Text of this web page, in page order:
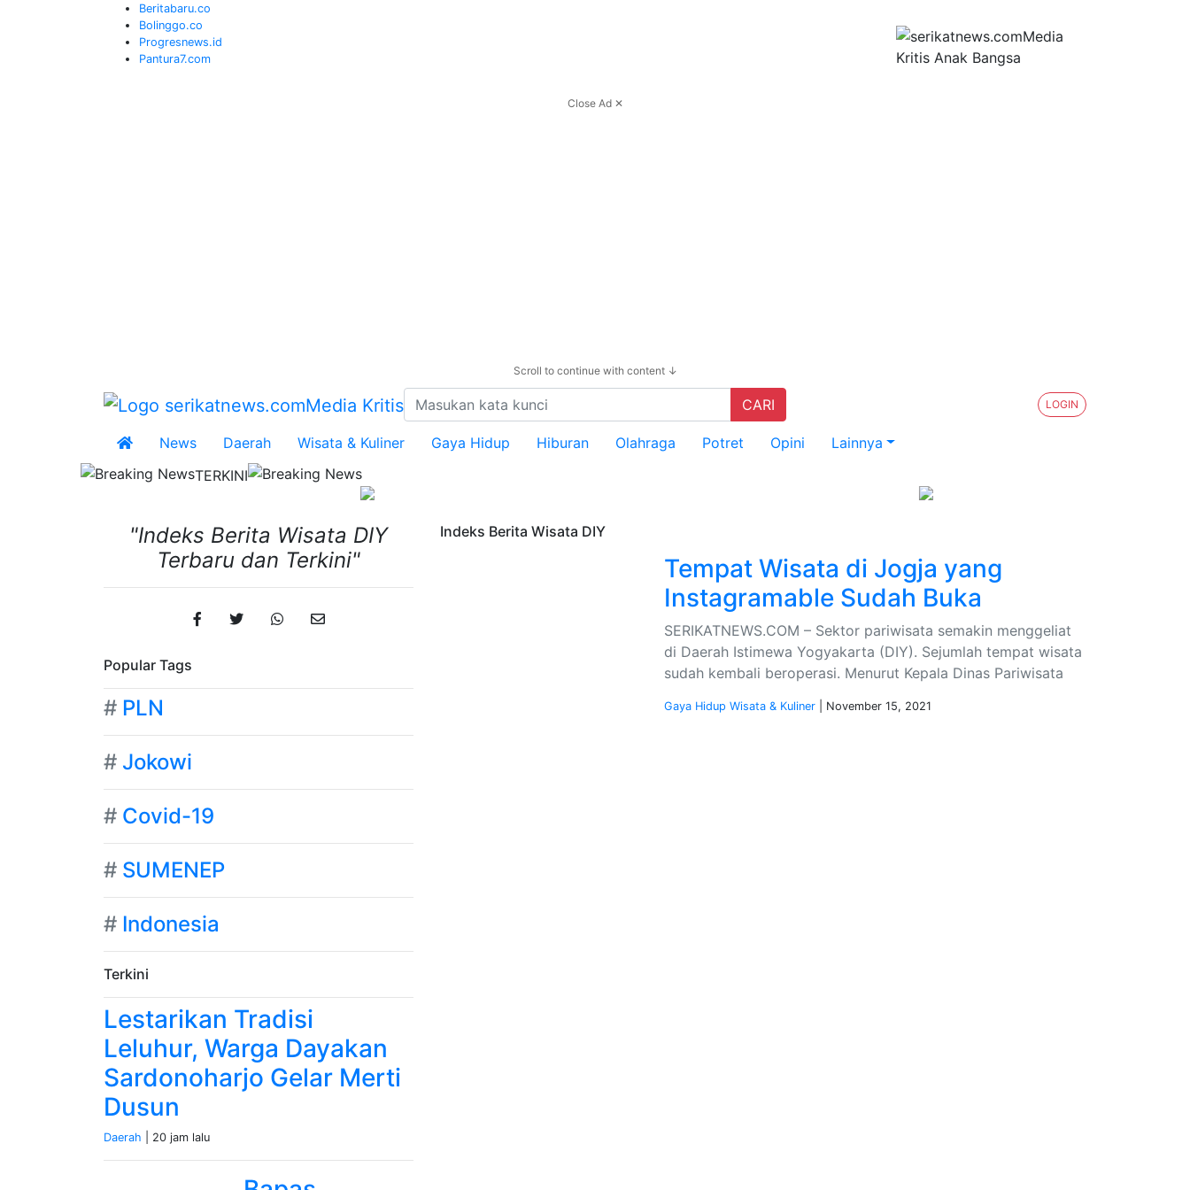
Beritabaru.co
Bolinggo.co
Progresnews.id
Pantura7.com
Close Ad ✕
Scroll to continue with content ↓
CARI LOGIN
News Daerah Wisata & Kuliner Gaya Hidup Hiburan Olahraga Potret Opini
Lainnya
TERKINI
Bapas Yogyakarta Edukasi Guru SMKN 1 Seyegan untuk Perkuat Kesadaran Hukum Legislator PKB Kecam Aksi Nirempati Nakes
Indeks Berita Wisata DIY
Tempat Wisata di Jogja yang
Instagramable Sudah Buka
SERIKATNEWS.COM – Sektor pariwisata semakin menggeliat
di Daerah Istimewa Yogyakarta (DIY). Sejumlah tempat wisata
sudah kembali beroperasi. Menurut Kepala Dinas Pariwisata
Gaya Hidup Wisata & Kuliner | November 15, 2021
"Indeks Berita Wisata DIY
Terbaru dan Terkini"
Popular Tags
# PLN
# Jokowi
# Covid-19
# SUMENEP
# Indonesia
Terkini
Lestarikan Tradisi
Leluhur, Warga Dayakan
Sardonoharjo Gelar Merti
Dusun
Daerah | 20 jam lalu